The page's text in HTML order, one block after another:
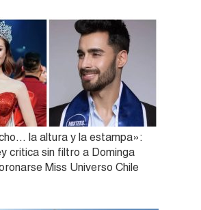
la altura y la estampa»:
critica sin filtro a Dominga
Miss Universo Chile